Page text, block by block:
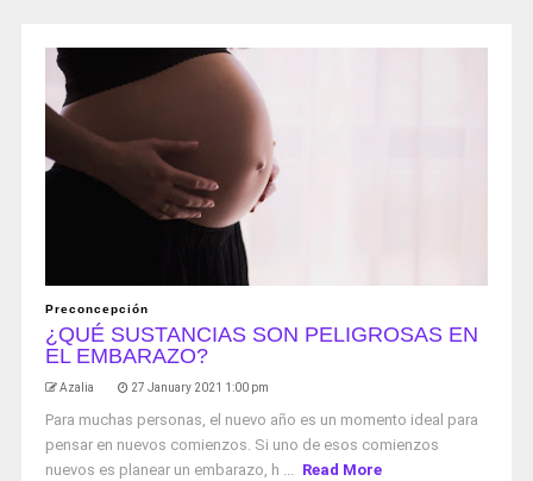
Preconcepción
¿QUÉ SUSTANCIAS SON PELIGROSAS EN
EL EMBARAZO?
Azalia 27 January 2021 1:00 pm
Para muchas personas, el nuevo año es un momento ideal para
pensar en nuevos comienzos. Si uno de esos comienzos
nuevos es planear un embarazo, h ... Read More